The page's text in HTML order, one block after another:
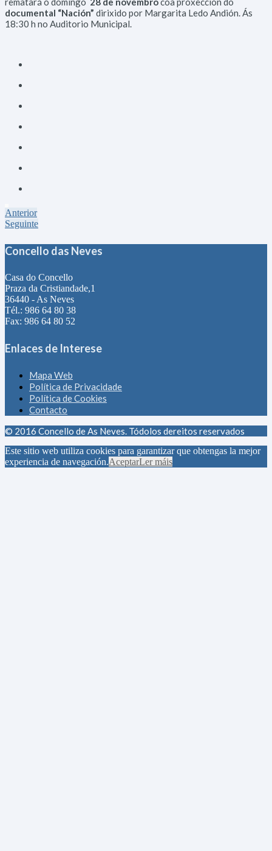
documental “Nación” dirixido por Margarita Ledo Andión. Ás
18:30 h no Auditorio Municipal.
Anterior
Seguinte
Concello das Neves
Casa do Concello
Praza da Cristiandade,1
36440 - As Neves
Tél.: 986 64 80 38
Fax: 986 64 80 52
Enlaces de Interese
Mapa Web
Política de Privacidade
Política de Cookies
Contacto
© 2016 Concello de As Neves. Tódolos dereitos reservados
Este sitio web utiliza cookies para garantizar que obtengas la mejor
experiencia de navegación.AceptarLer máis